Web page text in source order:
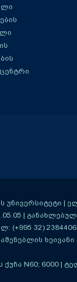
|
|
(+995 32)
ხეივანი
N60; 6000 |